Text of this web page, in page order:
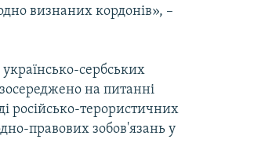
визнаних кордонів», –
сербських
на питанні
російсько-терористичних
правових зобов'язань у